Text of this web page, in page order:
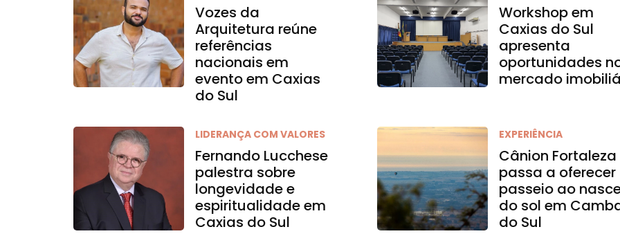
Vozes da
Arquitetura reúne
referências
nacionais em
evento em Caxias
do Sul
Workshop em
Caxias do Sul
apresenta
oportunidades
mercado
LIDERANÇA COM VALORES
Fernando Lucchese
palestra sobre
longevidade e
espiritualidade em
Caxias do Sul
EXPERIÊNCIA
Cânion Fortaleza
passa a oferecer
passeio ao
do sol em
do Sul